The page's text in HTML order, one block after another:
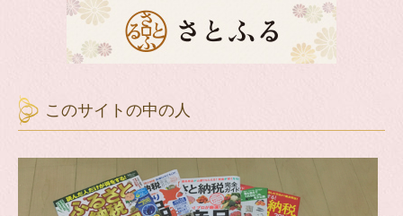
このサイトの中の人